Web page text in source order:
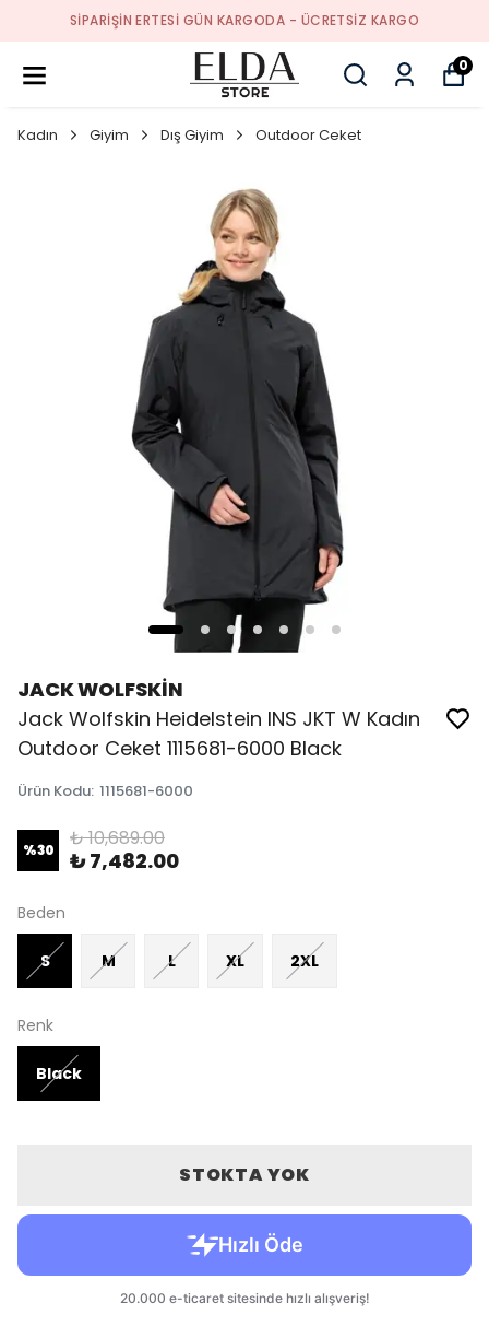
SIPARIŞIN ERTESI GÜN KARGODA - ÜCRETSIZ KARGO
0
Kadın Giyim Dış Giyim Outdoor Ceket
JACK WOLFSKİN
Jack Wolfskin Heidelstein INS JKT W Kadın
Outdoor Ceket 1115681-6000 Black
Ürün Kodu: 1115681-6000
%30 ₺ 10,689.00
₺ 7,482.00
Beden
S M L XL 2XL
Renk
Black
STOKTA YOK